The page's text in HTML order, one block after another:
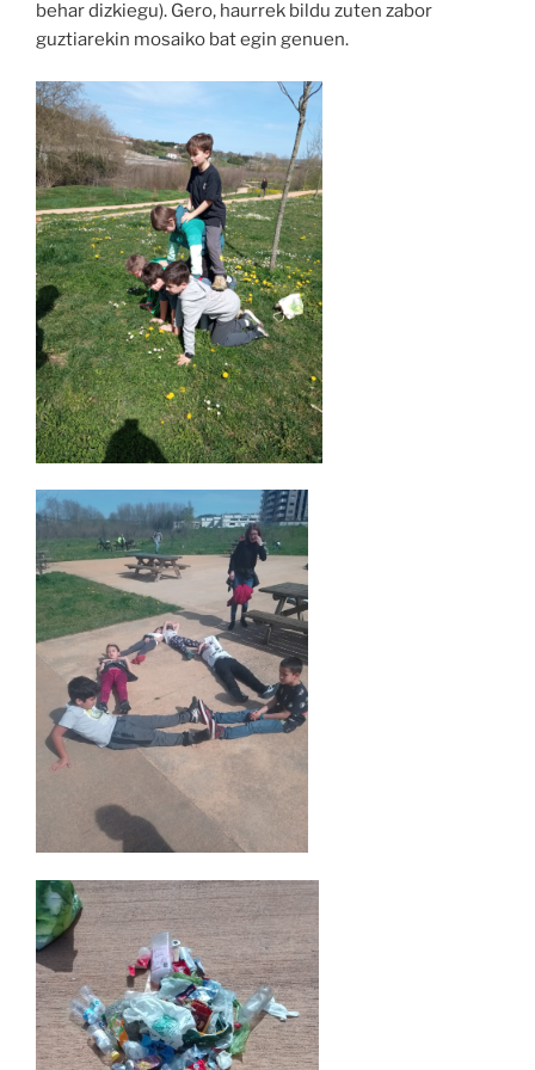
behar dizkiegu). Gero, haurrek bildu zuten zabor
guztiarekin mosaiko bat egin genuen.